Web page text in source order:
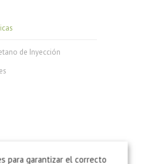
de Inyección
para garantizar el correcto